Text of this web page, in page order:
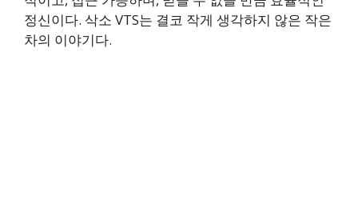
정신이다. 삭소 VTS는 결코 작게 생각하지 않은 작은
차의 이야기다.